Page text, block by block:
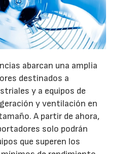
abarcan una amplia
destinados a
y a equipos de
y ventilación en
A partir de ahora,
solo podrán
que superen los